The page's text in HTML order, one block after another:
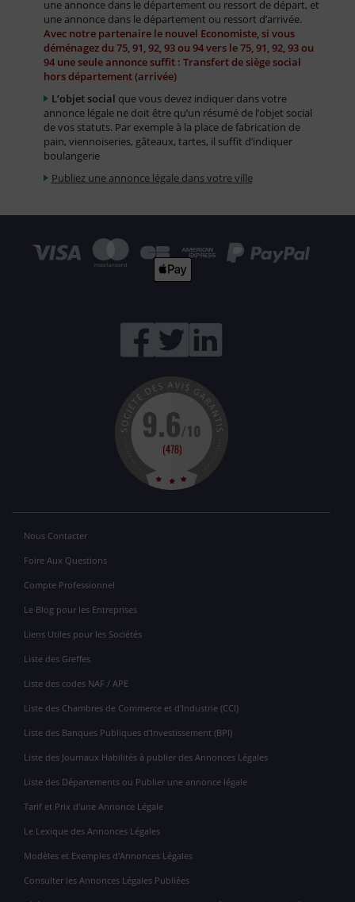
une annonce dans le département ou ressort de départ, et
une annonce dans le département ou ressort d’arrivée.
Avec notre partenaire le nouvel Economiste, si vous
déménagez du 75, 91, 92, 93 ou 94 vers le 75, 91, 92, 93 ou
94 une seule annonce suffit : Transfert de siège social
hors département (arrivée)
L’objet social que vous devez indiquer dans votre
annonce légale ne doit être qu’un résumé de l’objet social
de vos statuts. Par exemple à la place de fabrication de
pain, viennoiseries, gâteaux, tartes, il suffit d’indiquer
boulangerie
Publiez une annonce légale dans votre ville
Nous Contacter
Foire Aux Questions
Compte Professionnel
Le Blog pour les Entreprises
Liens Utiles pour les Sociétés
Liste des Greffes
Liste des codes NAF / APE
Liste des Chambres de Commerce et d'Industrie (CCI)
Liste des Banques Publiques d'Investissement (BPI)
Liste des Journaux Habilités à publier des Annonces Légales
Liste des Départements ou Publier une annonce légale
Tarif et Prix d'une Annonce Légale
Le Lexique des Annonces Légales
Modèles et Exemples d'Annonces Légales
Consulter les Annonces Légales Publiées